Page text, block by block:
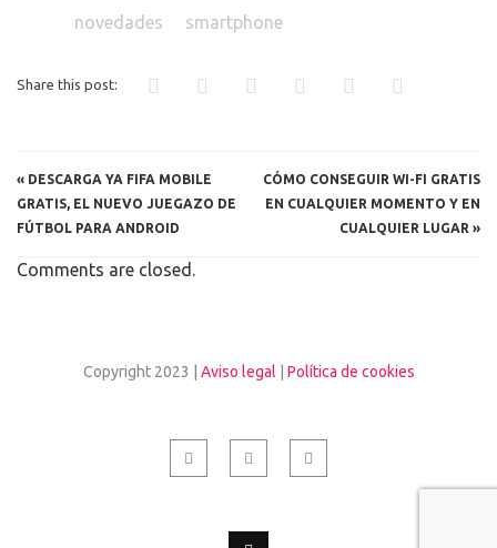
novedades smartphone
Share this post:
« DESCARGA YA FIFA MOBILE
GRATIS, EL NUEVO JUEGAZO DE
FÚTBOL PARA ANDROID
CÓMO CONSEGUIR WI-FI GRATIS
EN CUALQUIER MOMENTO Y EN
CUALQUIER LUGAR »
Comments are closed.
Copyright 2023 | Aviso legal Política de cookies